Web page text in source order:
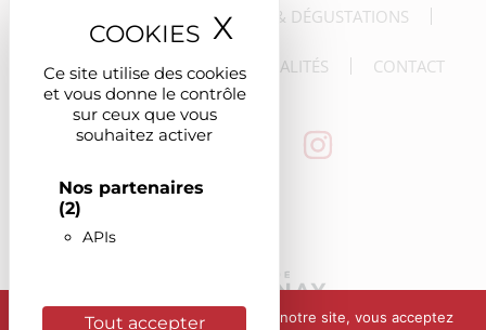
Ce site utilise des cookies
et vous donne le contrôle
sur ceux que vous
souhaitez activer
Nos partenaires
(2)
APIs
Tout accepter
X Masquer le
LES VISITES & DÉGUSTATIONS
LES RÉCEPTIONS LES ACTUALITÉS CONTACT
En poursuivant votre navigation sur notre site, vous acceptez